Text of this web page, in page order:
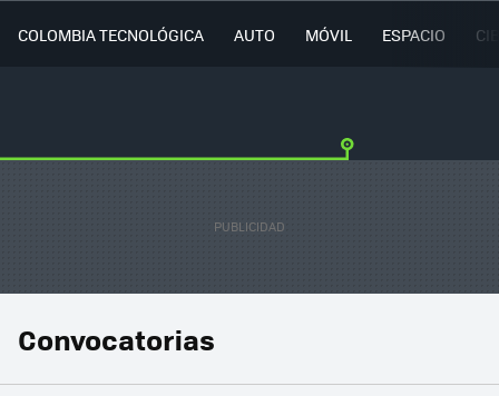
COLOMBIA TECNOLÓGICA AUTO MÓVIL ESPACIO
Convocatorias